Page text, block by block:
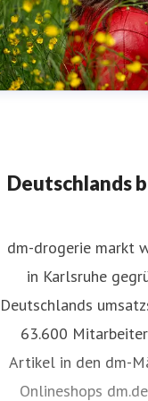
Deutschlands
dm-drogerie markt
in Karlsruhe
Deutschlands
63.600
Artikel in den dm-
Onlineshops